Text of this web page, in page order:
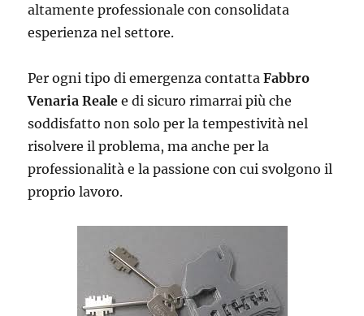
altamente professionale con consolidata
esperienza nel settore.
Per ogni tipo di emergenza contattaFabbro
Venaria Reale e di sicuro rimarrai più che
soddisfatto non solo per la tempestività nel
risolvere il problema, ma anche per la
professionalità e la passione con cui svolgono il
proprio lavoro.